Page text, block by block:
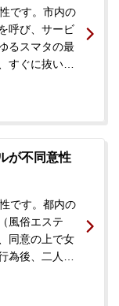
です。市内の
呼び、サービ
るスマタの最
すぐに抜いた
。依頼者は警
者は妻に警察
り、逮捕され
係者に免許証
い不安を感じ
ため、示談交
されました。
が不同意性
です。都内の
風俗エステ
同意の上で女
為後、二人は
店外での交流